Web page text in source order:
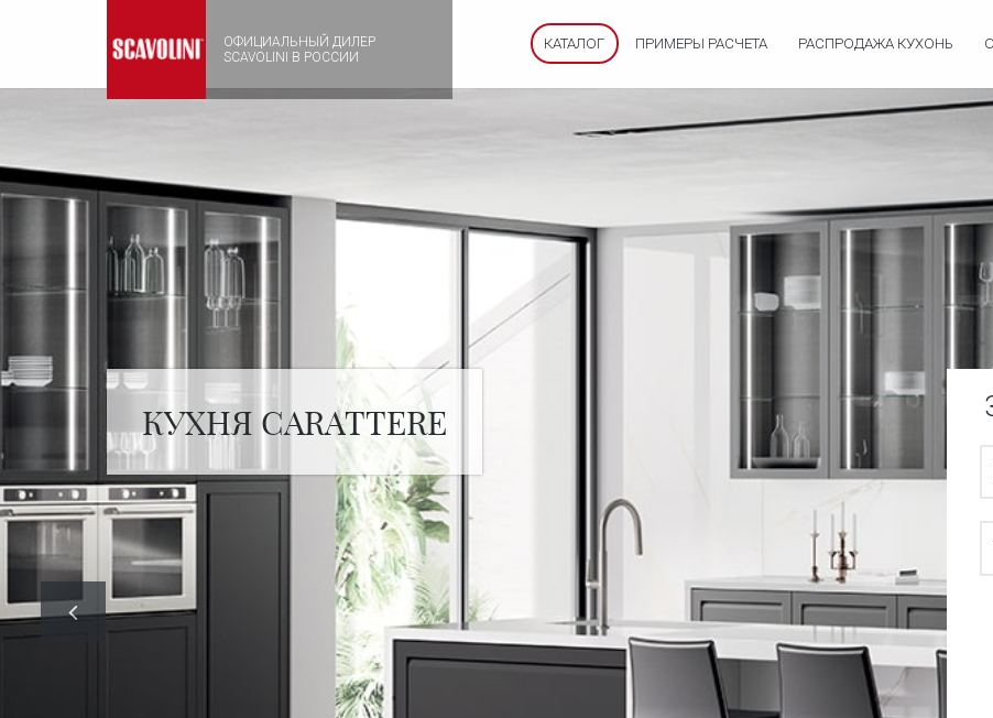
ОФИЦИАЛЬНЫЙ ДИЛЕР
SCAVOLINI В РОССИИ
КАТАЛОГ ПРИМЕРЫ РАСЧЕТА РАСПРОДАЖА КУХОНЬ
КУХНЯ CARATTERE